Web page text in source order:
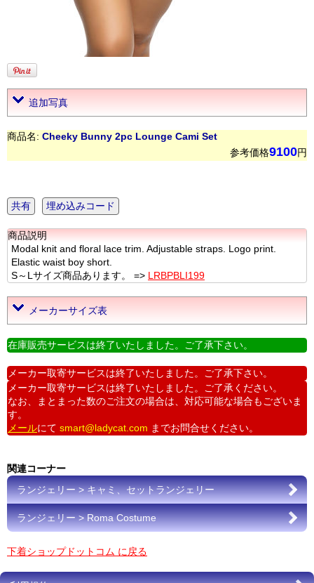
追加写真
商品名: Cheeky Bunny 2pc Lounge Cami Set
参考価格9100円
共有 埋め込みコード
商品説明
Modal knit and floral lace trim. Adjustable straps. Logo print.
Elastic waist boy short.
S～Lサイズ商品あります。 => LRBPBLI199
メーカーサイズ表
在庫販売サービスは終了いたしました。ご了承下さい。
メーカー取寄サービスは終了いたしました。ご了承下さい。
メーカー取寄サービスは終了いたしました。ご了承ください。
なお、まとまった数のご注文の場合は、対応可能な場合もございま
す。
メールにて smart@ladycat.com までお問合せください。
関連コーナー
ランジェリー > キャミ、セットランジェリー
ランジェリー > Roma Costume
下着ショップドットコム に戻る